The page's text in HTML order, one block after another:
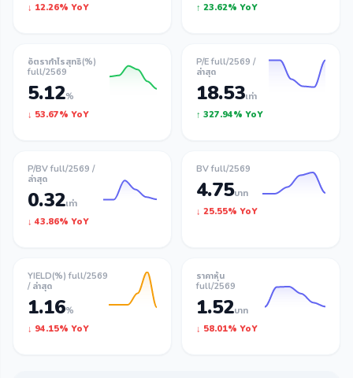
↓ 12.26% YoY
↑ 23.62% YoY
อัตรากำไรสุทธิ(%)
full/2569
5.12%
↓ 53.67% YoY
P/E full/2569 /
ล่าสุด
18.53เท่า
↑ 327.94% YoY
P/BV full/2569 /
ล่าสุด
0.32เท่า
↓ 43.86% YoY
BV full/2569
4.75บาท
↓ 25.55% YoY
YIELD(%) full/2569
/ ล่าสุด
1.16%
↓ 94.15% YoY
ราคาหุ้น
full/2569
1.52บาท
↓ 58.01% YoY